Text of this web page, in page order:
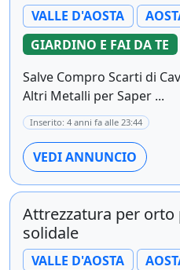
VALLE D'AOSTA
GIARDINO E FAI DA TE
Salve Compro Scarti di
Altri Metalli per Saper ...
Inserito: 4 anni fa alle 23:44
VEDI ANNUNCIO
Attrezzatura per
solidale
VALLE D'AOSTA